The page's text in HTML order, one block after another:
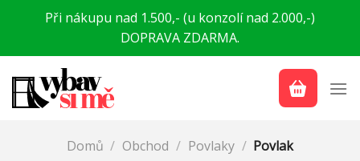
PřeskočitPři nákupu nad 1.500,- (u konzolí nad 2.000,-)
DOPRAVA ZDARMA.
Domů / Obchod / Povlaky / Povlak